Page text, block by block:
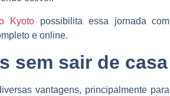
Kyoto possibilita essa jornada com
e online.
sem sair de casa
vantagens, principalmente para